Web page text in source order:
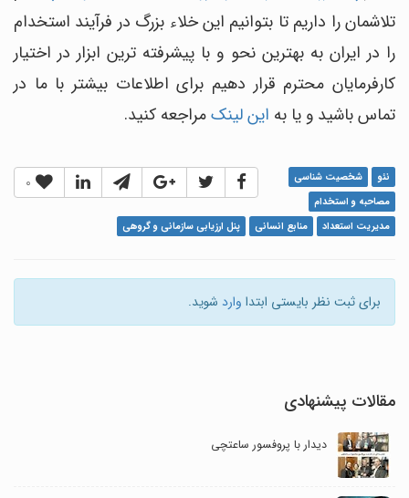
تلاشمان را داریم تا بتوانیم این خلاء بزرگ در فرآیند استخدام
را در ایران به بهترین نحو و با پیشرفته ترین ابزار در اختیار
کارفرمایان محترم قرار دهیم برای اطلاعات بیشتر با ما در
تماس باشید و یا به این لینکمراجعه کنید.
0 نئو
شخصیت شناسی
مصاحبه و استخدام
مدیریت استعداد
منابع انسانی پنل ارزیابی سازمانی و گروهی
برای ثبت نظر بایستی ابتدا وارد شوید.
مقالات پیشنهادی
دیدار با پروفسور ساعتچی